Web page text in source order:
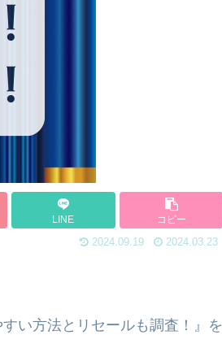
LINE コピー
2024.09.19 2024.03.23
い方法とリセールも調査！』を